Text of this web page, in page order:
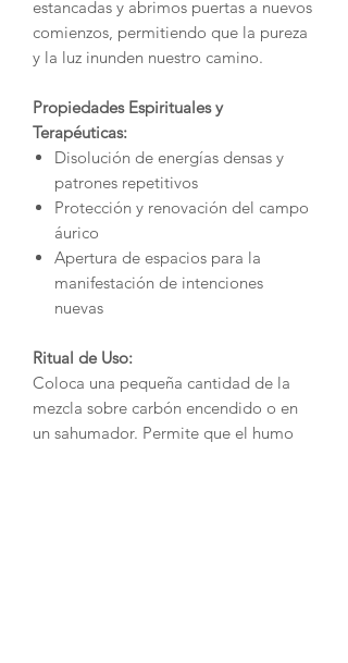
estancadas y abrimos puertas a nuevos
comienzos, permitiendo que la pureza
y la luz inunden nuestro camino.
Propiedades Espirituales y
Terapéuticas:
Disolución de energías densas y
patrones repetitivos
Protección y renovación del campo
áurico
Apertura de espacios para la
manifestación de intenciones
nuevas
Ritual de Uso:
Coloca una pequeña cantidad de la
mezcla sobre carbón encendido o en
un sahumador. Permite que el humo